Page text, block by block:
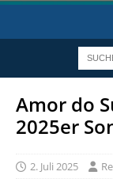
Amor do
2025er
2. Juli 2025